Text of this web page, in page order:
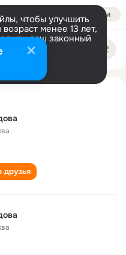
Войти
чтобы улучшить
менее 13 лет,
ваш законный
друзья